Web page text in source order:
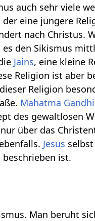
auch sehr viele
der eine jüngere
nach Christus.
den Sikismus
Jains, eine kleine
Religion ist aber
Religion
Mahatma Gandhi
des gewaltlosen
über das
Jesus
beschrieben ist.
Man beruht